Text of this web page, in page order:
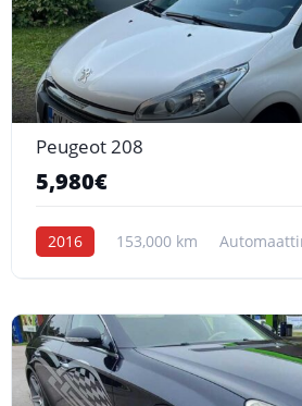
Peugeot 208
5,980€
2016 153,000 km